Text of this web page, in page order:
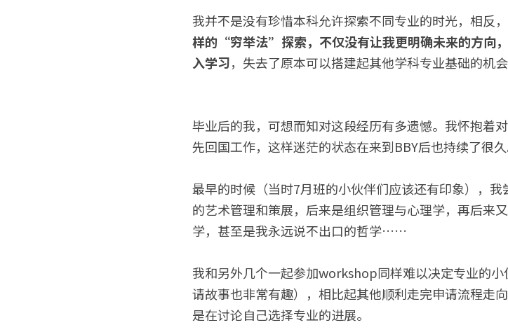
我并不是没有珍惜本科允许探索不同专业的时光，相反，
样的“穷举法”探索，不仅没有让我更明确未来的方向
入学习，失去了原本可以搭建起其他学科专业基础的机会
毕业后的我，可想而知对这段经历有多遗憾。我怀抱着
先回国工作，这样迷茫的状态在来到BBY后也持续了很久
最早的时候（当时7月班的小伙伴们应该还有印象），
的艺术管理和策展，后来是组织管理与心理学，再后来
学，甚至是我永远说不出口的哲学……
我和另外几个一起参加workshop同样难以决定专业的
请故事也非常有趣），相比起其他顺利走完申请流程走
是在讨论自己选择专业的进展。